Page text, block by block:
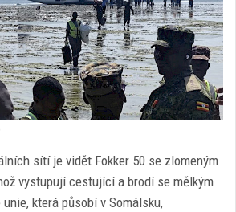
sítí je vidět Fokker 50 se zlomeným
vystupují cestující a brodí se mělkým
která působí v Somálsku,